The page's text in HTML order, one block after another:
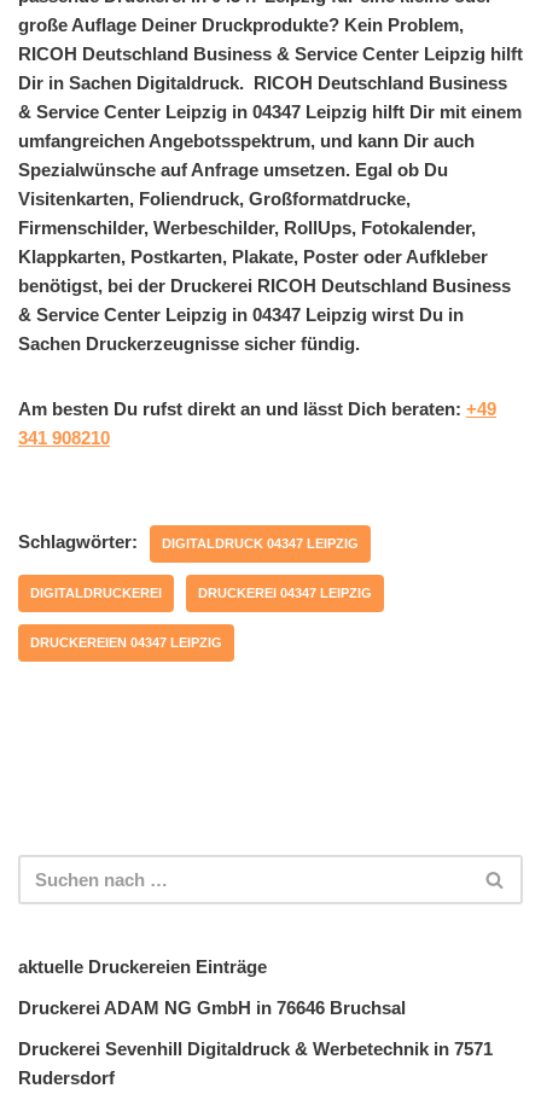
große Auflage Deiner Druckprodukte? Kein Problem,
RICOH Deutschland Business & Service Center Leipzig hilft
Dir in Sachen Digitaldruck. RICOH Deutschland Business
& Service Center Leipzig in 04347 Leipzig hilft Dir mit einem
umfangreichen Angebotsspektrum, und kann Dir auch
Spezialwünsche auf Anfrage umsetzen. Egal ob Du
Visitenkarten, Foliendruck, Großformatdrucke,
Firmenschilder, Werbeschilder, RollUps, Fotokalender,
Klappkarten, Postkarten, Plakate, Poster oder Aufkleber
benötigst, bei der Druckerei RICOH Deutschland Business
& Service Center Leipzig in 04347 Leipzig wirst Du in
Sachen Druckerzeugnisse sicher fündig.
Am besten Du rufst direkt an und lässt Dich beraten: +49
341 908210
Schlagwörter: DIGITALDRUCK 04347 LEIPZIG
DIGITALDRUCKEREI DRUCKEREI 04347 LEIPZIG
DRUCKEREIEN 04347 LEIPZIG
aktuelle Druckereien Einträge
Druckerei ADAM NG GmbH in 76646 Bruchsal
Druckerei Sevenhill Digitaldruck & Werbetechnik in 7571
Rudersdorf